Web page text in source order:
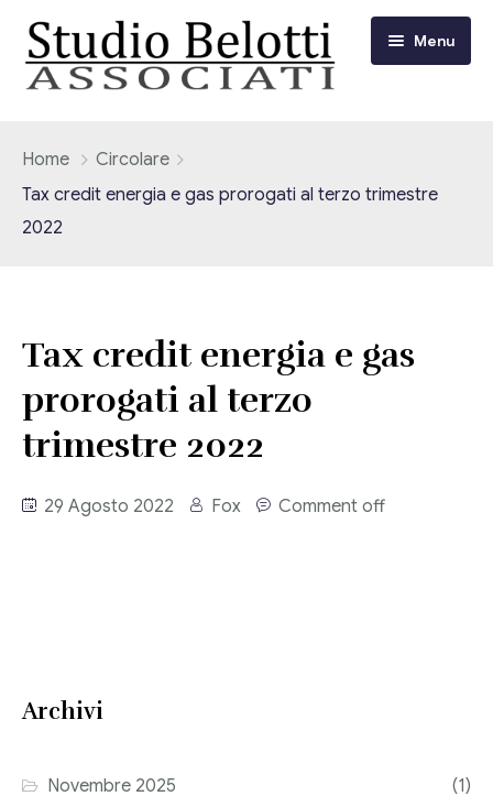
Menu
I nostri servizi
Adempimenti Dichiarativi e Fiscali
Contrattualistica Varia
Consulenza Societaria
Consulenza del Lavoro
Corsi FAD
Video/Tv
Pubblicazioni
Home
Circolare
Tax credit energia e gas prorogati al terzo trimestre
2022
Tax credit energia e gas
prorogati al terzo
trimestre 2022
29 Agosto 2022 Fox Comment off
Archivi
Novembre 2025 (1)